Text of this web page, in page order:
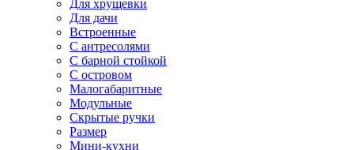
Для хрущевки
Для дачи
Встроенные
С антресолями
С барной стойкой
С островом
Малогабаритные
Модульные
Скрытые ручки
Размер
Мини-кухни